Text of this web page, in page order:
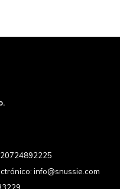
info@snussie.com